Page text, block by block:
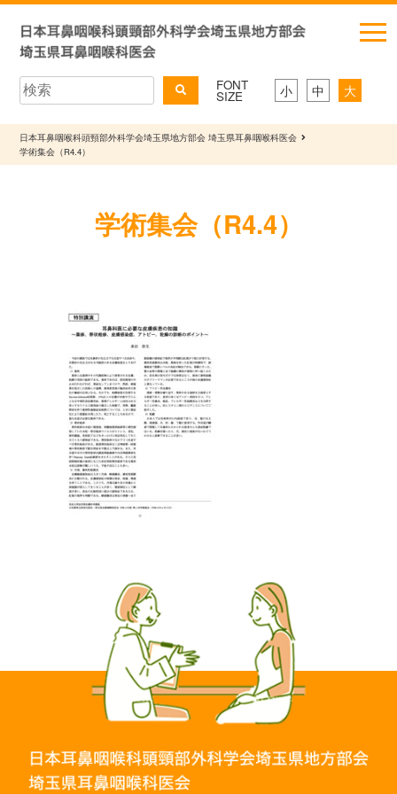
FONT
SIZE 小 中 大
日本耳鼻咽喉科頭頸部外科学会埼玉県地方部会 埼玉県耳鼻咽喉科医会
学術集会（R4.4）
学術集会（R4.4）